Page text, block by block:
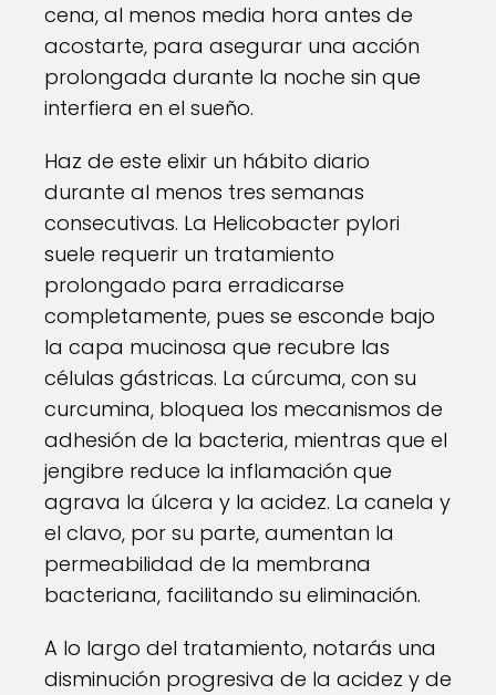
cena, al menos media hora antes de
acostarte, para asegurar una acción
prolongada durante la noche sin que
interfiera en el sueño.
Haz de este elixir un hábito diario
durante al menos tres semanas
consecutivas. La Helicobacter pylori
suele requerir un tratamiento
prolongado para erradicarse
completamente, pues se esconde bajo
la capa mucinosa que recubre las
células gástricas. La cúrcuma, con su
curcumina, bloquea los mecanismos de
adhesión de la bacteria, mientras que el
jengibre reduce la inflamación que
agrava la úlcera y la acidez. La canela y
el clavo, por su parte, aumentan la
permeabilidad de la membrana
bacteriana, facilitando su eliminación.
A lo largo del tratamiento, notarás una
disminución progresiva de la acidez y de